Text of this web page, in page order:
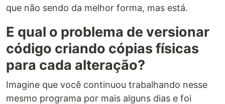
que não sendo da melhor forma, mas está.
E qual o problema de versionar
código criando cópias físicas
para cada alteração?
Imagine que você continuou trabalhando nesse
mesmo programa por mais alguns dias e foi